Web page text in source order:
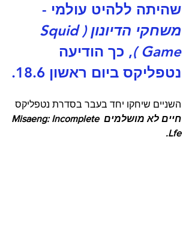
שהיתה ללהיט עולמי -
משחקי הדיונון (Squid
Game ) , כך הודיעה
נטפליקס ביום ראשון 18.6.
השניים שיחקו יחד בעבר בסדרת נטפליקס
חיים לא מושלמים Misaeng: Incomplete
Lfe.